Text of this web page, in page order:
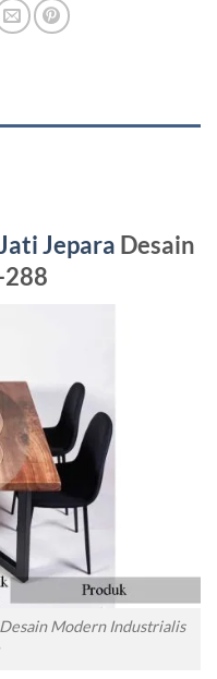
Jepara Desain
Modern Industrialis